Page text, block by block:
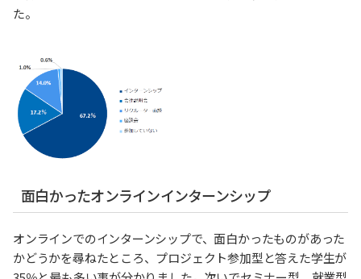
た。
面白かったオンラインインターンシップ
オンラインでのインターンシップで、面白かったものがあった
かどうかを尋ねたところ、プロジェクト参加型と答えた学生が